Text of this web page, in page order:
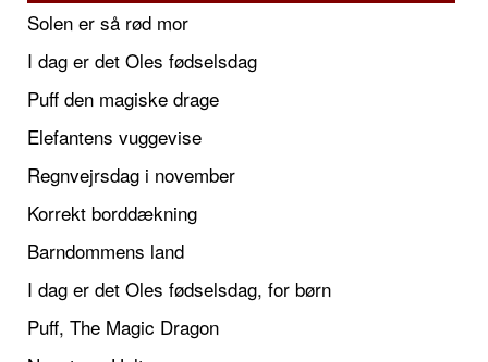
Solen er så rød mor
I dag er det Oles fødselsdag
Puff den magiske drage
Elefantens vuggevise
Regnvejrsdag i november
Korrekt borddækning
Barndommens land
I dag er det Oles fødselsdag, for børn
Puff, The Magic Dragon